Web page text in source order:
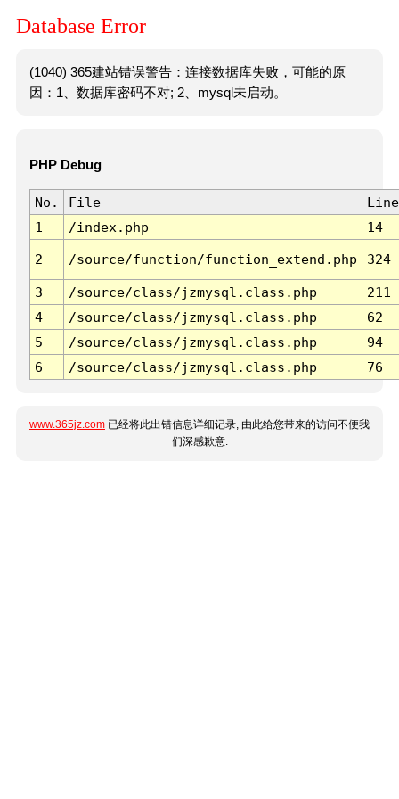
Database Error
(1040) 365建站错误警告：连接数据库失败，可能的原
因：1、数据库密码不对; 2、mysql未启动。
PHP Debug
No. File
Line
1
/index.php 14
2 /source/function/function_extend.php 324
3 /source/class/jzmysql.class.php
211
4
/source/class/jzmysql.class.php
62
5
/source/class/jzmysql.class.php
94
6
/source/class/jzmysql.class.php 76
www.365jz.com 已经将此出错信息详细记录, 由此给您带来的访问不便我
们深感歉意.